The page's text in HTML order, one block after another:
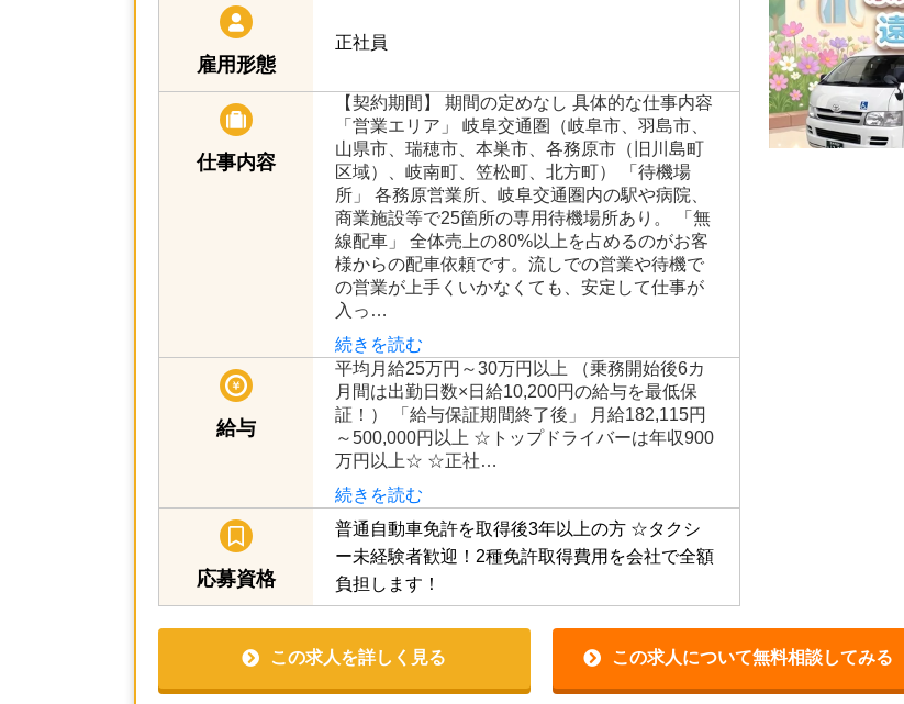
雇用形態
正社員
仕事内容
【契約期間】 期間の定めなし 具体的な仕事内容
「営業エリア」 岐阜交通圏（岐阜市、羽島市、
山県市、瑞穂市、本巣市、各務原市（旧川島町
区域）、岐南町、笠松町、北方町） 「待機場
所」 各務原営業所、岐阜交通圏内の駅や病院、
商業施設等で25箇所の専用待機場所あり。 「無
線配車」 全体売上の80%以上を占めるのがお客
様からの配車依頼です。流しでの営業や待機で
の営業が上手くいかなくても、安定して仕事が
入っ…
続きを読む
平均月給25万円～30万円以上 （乗務開始後6カ
月間は出勤日数×日給10,200円の給与を最低保
証！） 「給与保証期間終了後」 月給182,115円
～500,000円以上 ☆トップドライバーは年収900
万円以上☆ ☆正社…
続きを読む
応募資格
普通自動車免許を取得後3年以上の方
負担します！